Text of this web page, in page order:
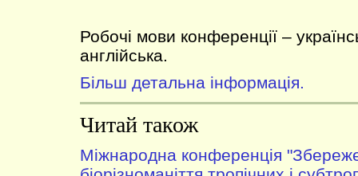
Робочі мови конференції –
англійська.
Більш детальна інформація.
Читай також
Міжнародна конференція